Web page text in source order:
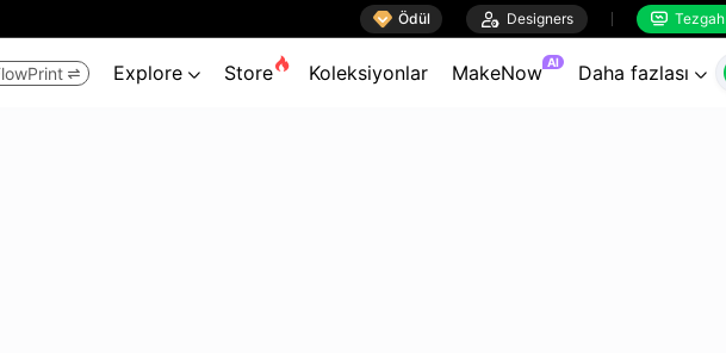
 Ödül  Designers  Tezgah
 Explore  Store Koleksiyonlar MakeNow AI Daha fazlası 